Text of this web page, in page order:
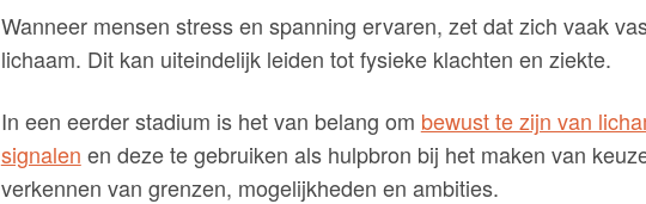
Wanneer mensen stress en spanning ervaren, zet dat zich vaak
lichaam. Dit kan uiteindelijk leiden tot fysieke klachten en ziekte.
In een eerder stadium is het van belang om bewust te zijn van
signalen en deze te gebruiken als hulpbron bij het maken van
verkennen van grenzen, mogelijkheden en ambities.